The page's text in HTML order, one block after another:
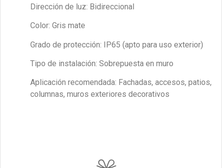
Dirección de luz: Bidireccional
Color: Gris mate
Grado de protección: IP65 (apto para uso exterior)
Tipo de instalación: Sobrepuesta en muro
Aplicación recomendada: Fachadas, accesos, patios,
columnas, muros exteriores decorativos